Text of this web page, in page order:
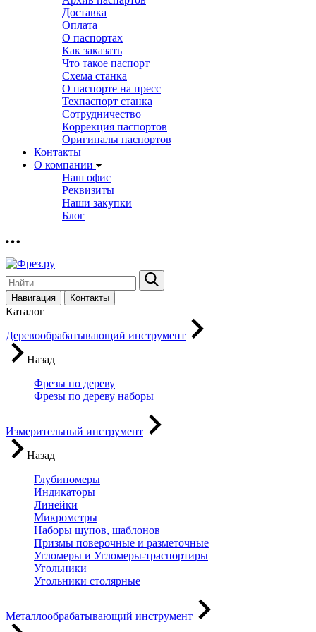
Доставка
Оплата
О паспортах
Как заказать
Что такое паспорт
Схема станка
О паспорте на пресс
Техпаспорт станка
Сотрудничество
Коррекция паспортов
Оригиналы паспортов
Контакты
О компании
Наш офис
Реквизиты
Наши закупки
Блог
Навигация Контакты
Каталог
Деревообрабатывающий инструмент
Назад
Фрезы по дереву
Фрезы по дереву наборы
Измерительный инструмент
Назад
Глубиномеры
Индикаторы
Линейки
Микрометры
Наборы щупов, шаблонов
Призмы поверочные и разметочные
Угломеры и Угломеры-траспортиры
Угольники
Угольники столярные
Металлообрабатывающий инструмент